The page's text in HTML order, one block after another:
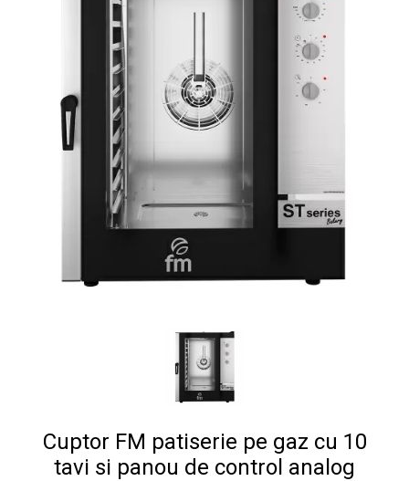
Cuptor FM patiserie pe gaz cu 10
tavi si panou de control analog